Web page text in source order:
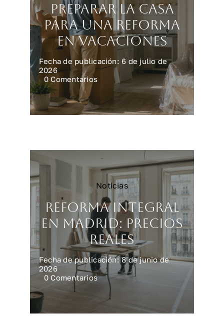
Preparar la casa
para una reforma
en vacaciones
Fecha de publicación: 6 de julio de
2026
0 Comentarioson
casa
para
vacaciones
Noticias
Reforma integral
en Madrid: precios
reales
Fecha de publicación: 8 de junio de
2026
0 Comentarioson
Reforma
integral
Madrid: